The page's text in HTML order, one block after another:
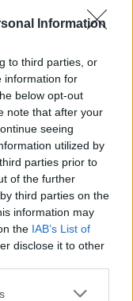
Information
to third parties, or
information for
below opt-out
note that after your
seeing
utilized by
parties prior to
of the further
third parties on the
information may
the IAB’s List of
disclose it to other
or more Google
φορές έκαναν
ενώ όπως
οι γονείς των
παράθυρο του
σακούλες
μήνες
ανηλίκου